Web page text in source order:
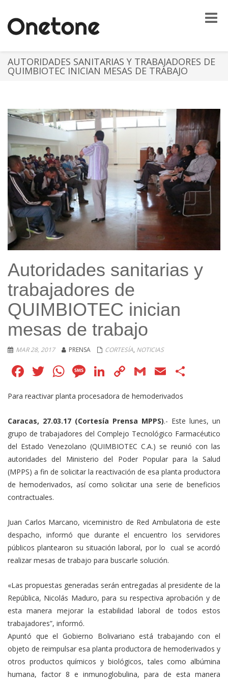
Toggle
AUTORIDADES SANITARIAS Y TRABAJADORES DE
QUIMBIOTEC INICIAN MESAS DE TRABAJO
Autoridades sanitarias y
trabajadores de
QUIMBIOTEC inician
mesas de trabajo
MAR 28, 2017 PRENSA CORTESÍA, NOTICIAS
Facebook
Twitter
WhatsApp
Message
LinkedIn
Copy
Link
GmailEmail
Para reactivar planta procesadora de hemoderivados
Caracas, 27.03.17 (Cortesía Prensa MPPS).- Este lunes, un
grupo de trabajadores del Complejo Tecnológico Farmacéutico
del Estado Venezolano (QUIMBIOTEC C.A.) se reunió con las
autoridades del Ministerio del Poder Popular para la Salud
(MPPS) a fin de solicitar la reactivación de esa planta productora
de hemoderivados, así como solicitar una serie de beneficios
contractuales.
Juan Carlos Marcano, viceministro de Red Ambulatoria de este
despacho, informó que durante el encuentro los servidores
públicos plantearon su situación laboral, por lo cual se acordó
realizar mesas de trabajo para buscarle solución.
«Las propuestas generadas serán entregadas al presidente de la
República, Nicolás Maduro, para su respectiva aprobación y de
esta manera mejorar la estabilidad laboral de todos estos
trabajadores”, informó.
Apuntó que el Gobierno Bolivariano está trabajando con el
objeto de reimpulsar esa planta productora de hemoderivados y
otros productos químicos y biológicos, tales como albúmina
humana, factor 8 e inmunoglobulina, para de esta manera